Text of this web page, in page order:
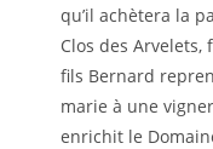
qu’il achètera la
Clos des Arvelets,
fils Bernard
marie à une
enrichit le